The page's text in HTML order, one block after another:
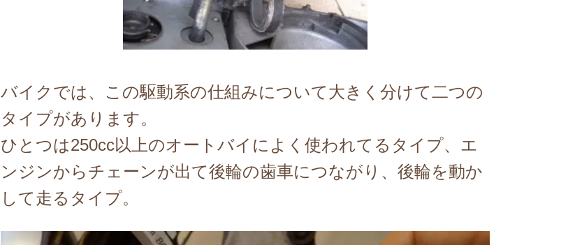
バイクでは、この駆動系の仕組みについて大きく分けて二つの
タイプがあります。
ひとつは250cc以上のオートバイによく使われてるタイプ、 エ
ンジンからチェーンが出て後輪の歯車につながり、 後輪を動か
して走るタイプ。